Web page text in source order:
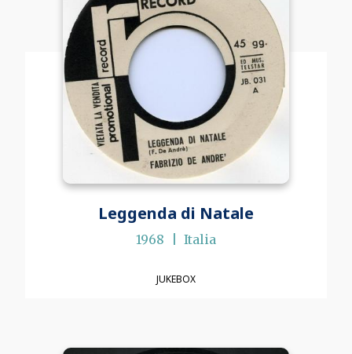
Leggenda di Natale
1968 Italia
JUKEBOX